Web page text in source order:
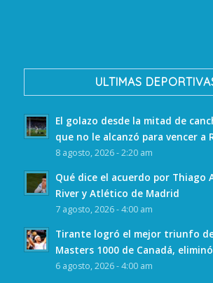
ULTIMAS
El golazo desde la mitad de
que no le alcanzó para vencer a
8 agosto, 2026 - 2:20 am
Qué dice el acuerdo por Thiago
River y Atlético de Madrid
7 agosto, 2026 - 4:00 am
Tirante logró el mejor triunfo
Masters 1000 de Canadá,
6 agosto, 2026 - 4:00 am